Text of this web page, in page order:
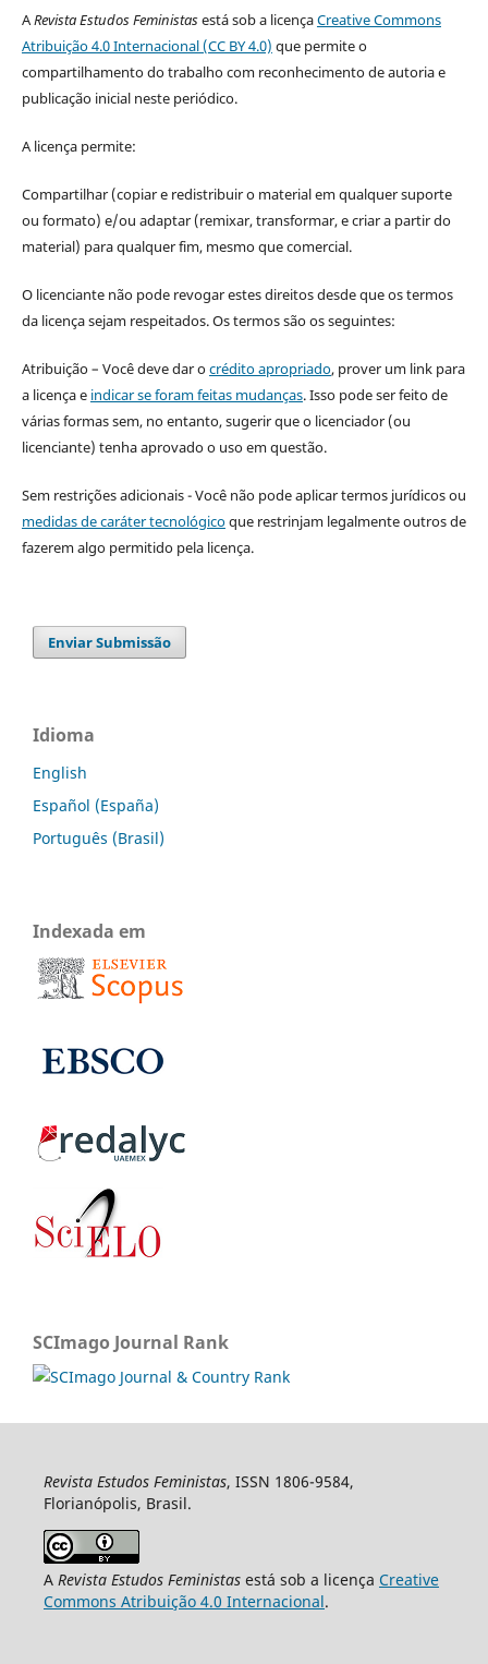
ARevista Estudos Feministasestá sob a licençaCreative Commons
Atribuição 4.0 Internacional (CC BY 4.0) que permite o
compartilhamento do trabalho com reconhecimento de autoria e
publicação inicial neste periódico.
A licença permite:
Compartilhar (copiar e redistribuir o material em qualquer suporte
ou formato) e/ou adaptar (remixar, transformar, e criar a partir do
material) para qualquer fim, mesmo que comercial.
O licenciante não pode revogar estes direitos desde que os termos
da licença sejam respeitados. Os termos são os seguintes:
Atribuição – Você deve dar ocrédito apropriado, prover um link para
a licença e indicar se foram feitas mudanças. Isso pode ser feito de
várias formas sem, no entanto, sugerir que o licenciador (ou
licenciante) tenha aprovado o uso em questão.
Sem restrições adicionais - Você não pode aplicar termos jurídicos ou
medidas de caráter tecnológicoque restrinjam legalmente outros de
fazerem algo permitido pela licença.
Enviar Submissão
Idioma
English
Español (España)
Português (Brasil)
Indexada em
SCImago Journal Rank
Revista Estudos Feministas, ISSN 1806-9584,
Florianópolis, Brasil.
A Revista Estudos Feministasestá sob a licença Creative
Commons Atribuição 4.0 Internacional.